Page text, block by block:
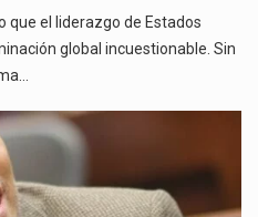
que el liderazgo de Estados
global incuestionable. Sin